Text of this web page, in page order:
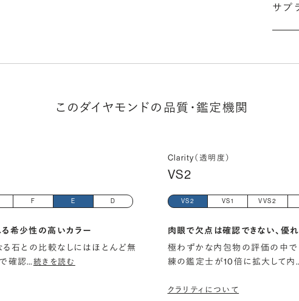
(長さx
サプ
このダイヤモンドの品質・鑑定機関
F E D
希少性の高いカラー
石との比較なしにはほとんど無
確認…続きを読む
Clarity（透明度）
VS2
VS2 VS1 VVS2
肉眼で欠点は確認できない、優
極わずかな内包物の評価の中で
練の鑑定士が10倍に拡大して内
クラリティについて